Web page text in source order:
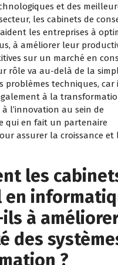
et des
les cabinets de
les entreprises à
à améliorer leur
sur un marché en
rôle va au-delà de la
problèmes techniques, car
à la
l’innovation au sein de
qui en fait un partenaire
assurer la croissance et
les
en
à
des
?